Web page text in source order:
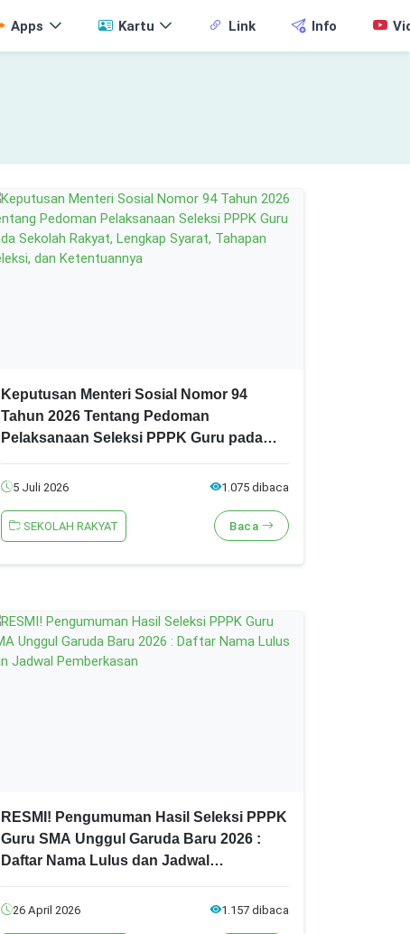
Apps Kartu Link Info
Keputusan Menteri Sosial Nomor 94
Tahun 2026 Tentang Pedoman
Pelaksanaan Seleksi PPPK Guru pada
Tahapan Seleksi, dan Ketentuannya
5 Juli 2026 1.075 dibaca
SEKOLAH RAKYAT Baca
RESMI! Pengumuman Hasil Seleksi PPPK
Guru SMA Unggul Garuda Baru 2026 :
Daftar Nama Lulus dan Jadwal
26 April 2026 1.157 dibaca